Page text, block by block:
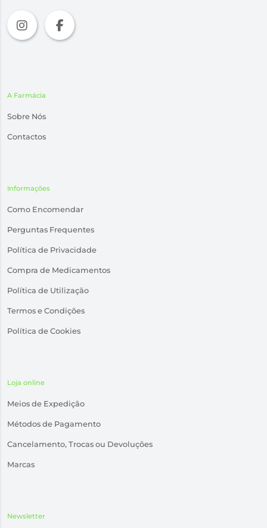
A Farmácia
Sobre Nós
Contactos
Informações
Como Encomendar
Perguntas Frequentes
Política de Privacidade
Compra de Medicamentos
Política de Utilização
Termos e Condições
Política de Cookies
Loja online
Meios de Expedição
Métodos de Pagamento
Cancelamento, Trocas ou Devoluções
Marcas
Newsletter